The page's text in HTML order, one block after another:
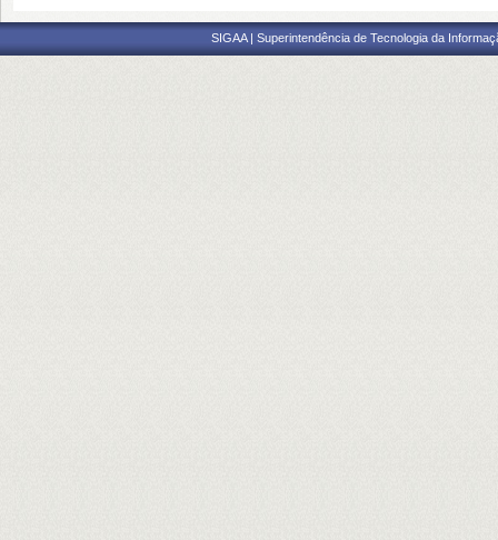
SIGAA | Superintendência de Tecnologia da